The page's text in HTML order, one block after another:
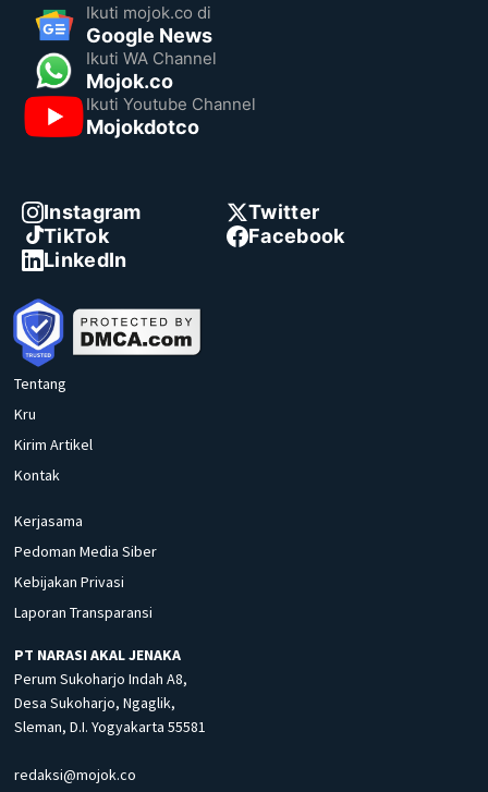
Ikuti mojok.co di
Google News
Ikuti WA Channel
Mojok.co
Ikuti Youtube Channel
Mojokdotco
Instagram
Twitter
TikTok
Facebook
LinkedIn
Tentang
Kru
Kirim Artikel
Kontak
Kerjasama
Pedoman Media Siber
Kebijakan Privasi
Laporan Transparansi
PT NARASI AKAL JENAKA
Perum Sukoharjo Indah A8,
Desa Sukoharjo, Ngaglik,
Sleman, D.I. Yogyakarta 55581
redaksi@mojok.co